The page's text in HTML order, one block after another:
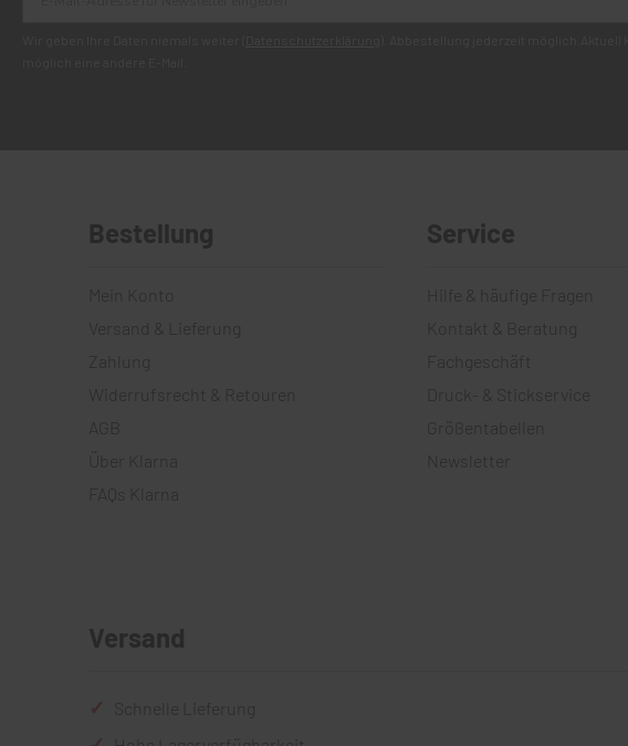
Bestellung
Versand & Lieferung
Zahlung
Widerrufsrecht & Retouren
AGB
FAQs Klarna
Service
Hilfe & häufige Fragen
Kontakt & Beratung
Fachgeschäft
Druck- & Stickservice
Größentabellen
Newsletter
Versand
Schnelle Lieferung